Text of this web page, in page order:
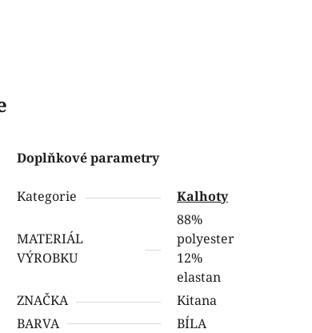
Doplňkové parametry
Kategorie Kalhoty
MATERIÁL
VÝROBKU
88%
polyester
12%
elastan
ZNAČKA
Kitana
BARVA
BÍLA